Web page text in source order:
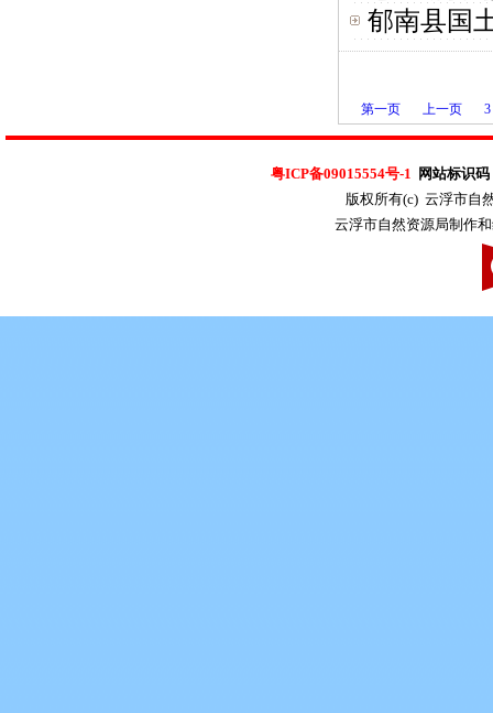
郁南县国
第一页 上一页 3
粤ICP备09015554号-1 网站标识
版权所有(c) 云浮市自
云浮市自然资源局制作